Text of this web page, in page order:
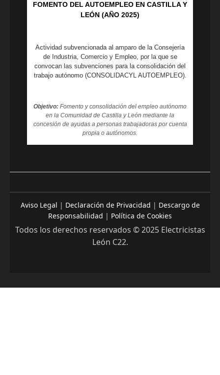
FOMENTO DEL AUTOEMPLEO EN CASTILLA Y
LEÓN (AÑO 2025)
Actividad subvencionada al amparo de la Consejería
de Industria, Comercio y Empleo, por la que se
convocan las subvenciones para la consolidación del
trabajo autónomo (CONSOLIDACYL AUTOEMPLEO).
Objetivo: Fomento y consolidación del empleo autónomo
en la Comunidad de Castilla y León mediante la
concesión de ayudas a personas trabajadoras por cuenta
propia o autónomos.
Aviso Legal | Declaración de Privacidad | Descargo de
Responsabilidad | Política de Cookies
Todos los derechos reservados © 2025 Electricistas
León C22.